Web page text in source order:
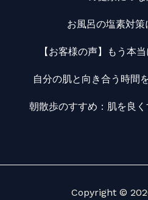
お風呂の塩素対
【お客様の声】もう本
自分の肌と向き合う時間
朝散歩のすすめ：肌を良
Copyright ©